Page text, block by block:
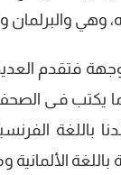
وهي
فتقدم
يكتب فـى
باللغة
باللغة